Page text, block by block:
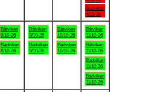
Badviken
4/10-26
Båtviken
8/10-26
Badviken
8/10-26
Båtviken
9/10-26
Badviken
9/10-26
Båtviken
10/10-26
Badviken
10/10-26
Båtviken
11/10-26
Båtviken
11/10-26
Badviken
11/10-26
Badviken
11/10-26